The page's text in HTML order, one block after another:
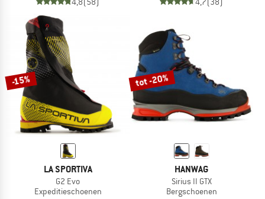
-15%
LA SPORTIVA
G2 Evo
Expeditieschoenen
tot -20%
HANWAG
Sirius II GTX
Bergschoenen